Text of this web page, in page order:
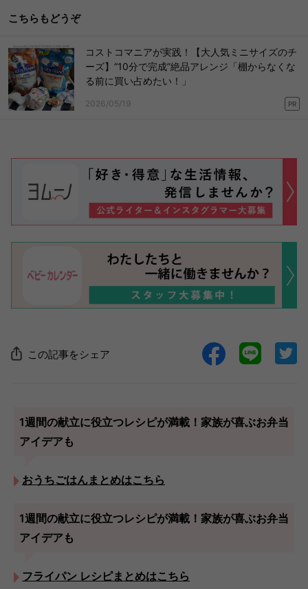
こちらもどうぞ
コストコマニアが実践！【大人気ミニサイズのチ
ーズ】“10分で完成”絶品アレンジ「棚からなくな
る前に買い占めたい！」
2026/05/19 PR
この記事をシェア
1週間の献立に役立つレシピが満載！家族が喜ぶお弁当
アイデアも
おうちごはんまとめはこちら
1週間の献立に役立つレシピが満載！家族が喜ぶお弁当
アイデアも
フライパン レシピまとめはこちら